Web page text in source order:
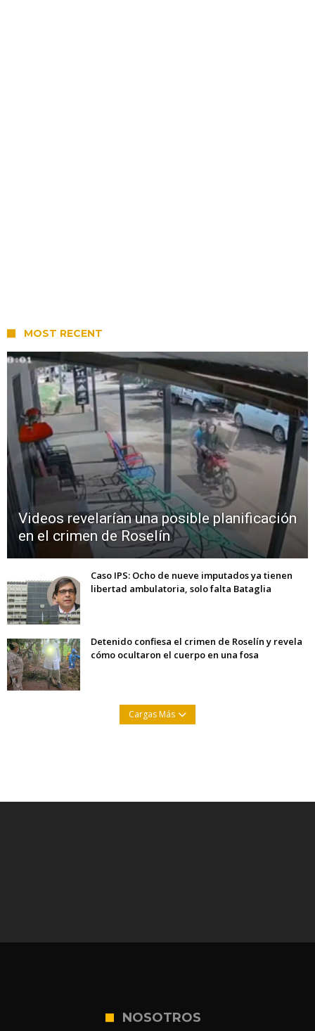
MOST RECENT
Videos revelarían una posible planificación
en el crimen de Roselín
Caso IPS: Ocho de nueve imputados ya tienen
libertad ambulatoria, solo falta Bataglia
Detenido confiesa el crimen de Roselín y revela
cómo ocultaron el cuerpo en una fosa
Cargas Más
NOSOTROS